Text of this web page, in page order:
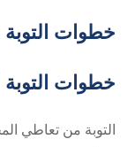
خطوات
خطوات
التوبة من تعاطي